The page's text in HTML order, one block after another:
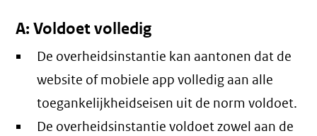
A: Voldoet volledig
De overheidsinstantie kan aantonen dat de
website of mobiele app volledig aan alle
toegankelijkheidseisen uit de norm voldoet.
De overheidsinstantie voldoet zowel aan de